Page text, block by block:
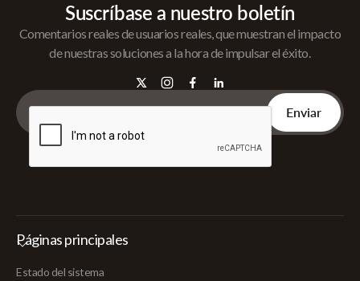
Suscríbase a nuestro boletín
Comentarios reales de usuarios reales, que muestran el impacto
de nuestras soluciones a la hora de impulsar el éxito.
Páginas principales
Estado del sistema